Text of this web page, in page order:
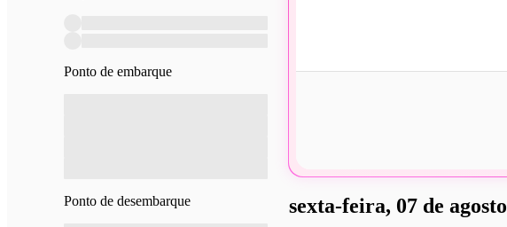
Ponto de embarque
Ponto de desembarque sexta-feira, 07 de agosto